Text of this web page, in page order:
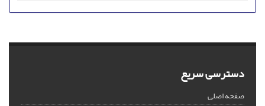
دسترسی سریع
صفحه اصلی